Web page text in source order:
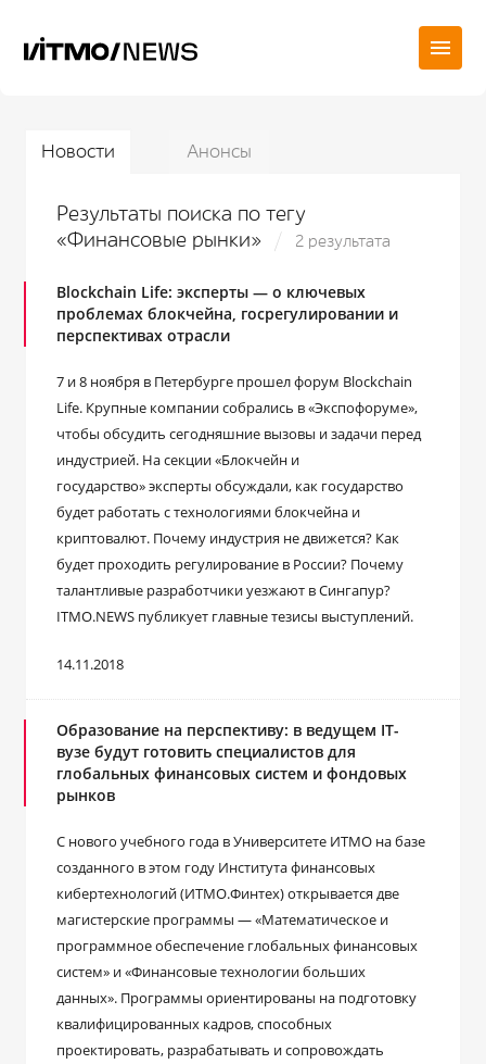
Новости Анонсы
Результаты поиска по тегу
«Финансовые рынки»
2 результата
Blockchain Life: эксперты — о ключевых
проблемах блокчейна, госрегулировании и
перспективах отрасли
7 и 8 ноября в Петербурге прошел форум Blockchain
Life. Крупные компании собрались в «Экспофоруме»,
чтобы обсудить сегодняшние вызовы и задачи перед
индустрией. На секции «Блокчейн и
государство» эксперты обсуждали, как государство
будет работать с технологиями блокчейна и
криптовалют. Почему индустрия не движется? Как
будет проходить регулирование в России? Почему
талантливые разработчики уезжают в Сингапур?
ITMO.NEWS публикует главные тезисы выступлений.
14.11.2018
Образование на перспективу: в ведущем IT-
вузе будут готовить специалистов для
глобальных финансовых систем и фондовых
рынков
С нового учебного года в Университете ИТМО на базе
созданного в этом году Института финансовых
кибертехнологий (ИТМО.Финтех) открывается две
магистерские программы — «Математическое и
программное обеспечение глобальных финансовых
систем» и «Финансовые технологии больших
данных». Программы ориентированы на подготовку
квалифицированных кадров, способных
проектировать, разрабатывать и сопровождать